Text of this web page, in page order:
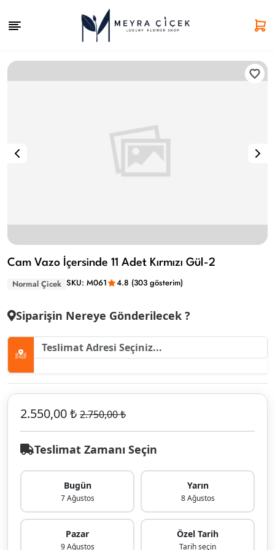
Cam Vazo İçersinde 11 Adet Kırmızı Gül-2
Normal Çicek SKU: M061 4.8 (303 gösterim)
Siparişin Nereye Gönderilecek ?
2.550,00 ₺ 2.750,00 ₺
Teslimat Zamanı Seçin
Bugün
7 Ağustos
Yarın
8 Ağustos
Pazar
9 Ağustos
Özel Tarih
Tarih seçin